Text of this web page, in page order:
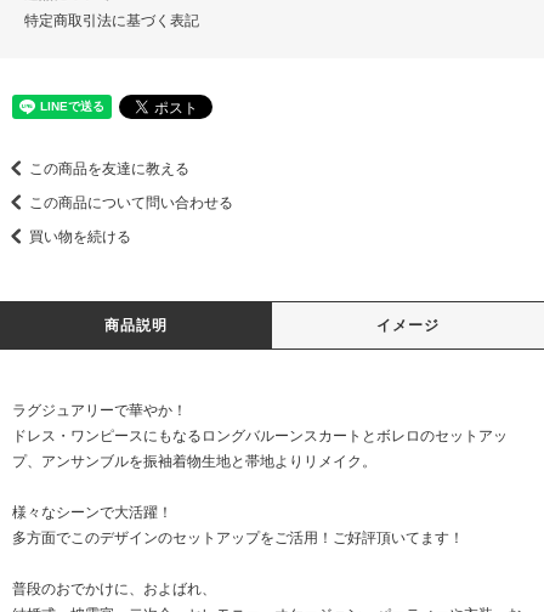
特定商取引法に基づく表記
この商品を友達に教える
この商品について問い合わせる
買い物を続ける
商品説明 イメージ
ラグジュアリーで華やか！
ドレス・ワンピースにもなるロングバルーンスカートとボレロのセットアッ
プ、アンサンブルを振袖着物生地と帯地よりリメイク。
様々なシーンで大活躍！
多方面でこのデザインのセットアップをご活用！ご好評頂いてます！
普段のおでかけに、およばれ、